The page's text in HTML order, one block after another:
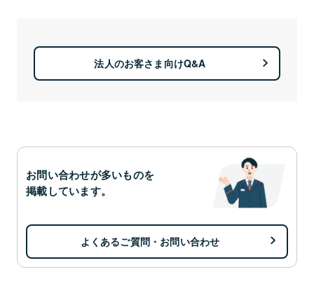
法人のお客さま向けQ&A
お問い合わせが多いものを
掲載しています。
よくあるご質問・お問い合わせ